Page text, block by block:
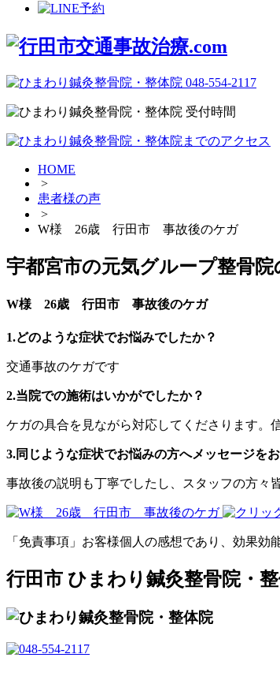
HOME
>
患者様の声
>
W様 26歳 行田市 事故後のケガ
宇都宮市の元気グループ整骨
W様 26歳 行田市 事故後のケガ
1.どのような症状でお悩みでしたか？
交通事故のケガです
2.当院での施術はいかがでしたか？
ケガの具合を見ながら対応してくださります。
3.同じような症状でお悩みの方へメッセージをお
事故後の説明も丁寧でしたし、スタッフの方々
「免責事項」お客様個人の感想であり、効果効
行田市 ひまわり鍼灸整骨院・